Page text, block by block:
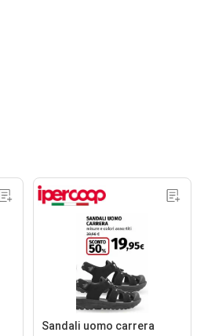
Sandali uomo carrera